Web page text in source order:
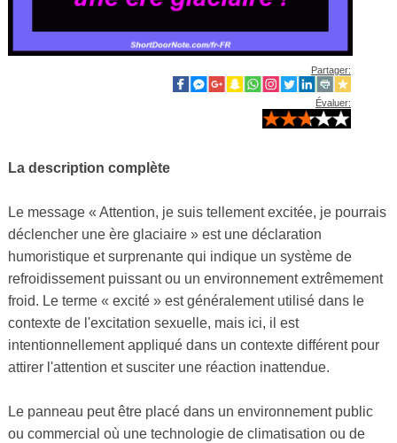
Partager:
Évaluer:
La description complète
Le message « Attention, je suis tellement excitée, je pourrais
déclencher une ère glaciaire » est une déclaration
humoristique et surprenante qui indique un système de
refroidissement puissant ou un environnement extrêmement
froid. Le terme « excité » est généralement utilisé dans le
contexte de l'excitation sexuelle, mais ici, il est
intentionnellement appliqué dans un contexte différent pour
attirer l'attention et susciter une réaction inattendue.
Le panneau peut être placé dans un environnement public
ou commercial où une technologie de climatisation ou de